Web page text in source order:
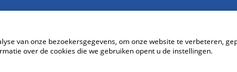
| website doorBlueMinds.nl
van onze bezoekersgegevens, om onze website te verbeteren,
over de cookies die we gebruiken opent u de instellingen.